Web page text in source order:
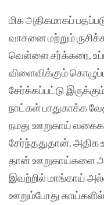
மிக அதிகமாகப்
வாசனை மற்றும்
வெள்ளை சர்க்கரை,
விளைவிக்கும்
சேர்க்கப்பட்டு
நாட்கள் பாதுகாக்க
நமது ஊறுகாய்
சேர்ந்ததுதான். அதிக
தான் ஊறுகாய்களை
இவற்றில் மாங்காய்
ஊறும்போது